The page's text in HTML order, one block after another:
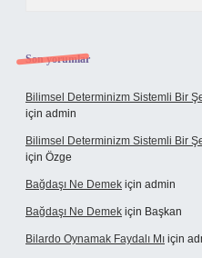
Son yorumlar
Bilimsel Determinizm Sistemli Bir
için admin
Bilimsel Determinizm Sistemli Bir
için Özge
Bağdaşı Ne Demek için admin
Bağdaşı Ne Demek için Başkan
Bilardo Oynamak Faydalı Mı için